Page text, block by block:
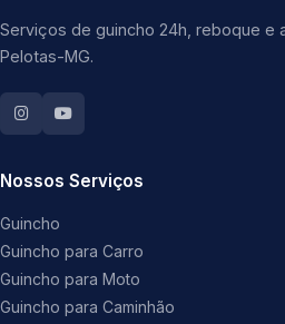
Serviços de guincho 24h, reboque e
Pelotas-MG.
Nossos Serviços
Guincho
Guincho para Carro
Guincho para Moto
Guincho para Caminhão